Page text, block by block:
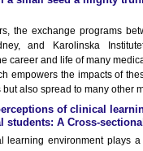
the exchange programs
and Karolinska
career and life of many
empowers the impacts of
also spread to many other
of clinical
students: A Cross-
learning environment plays